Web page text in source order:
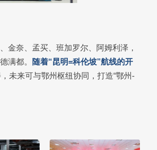
金奈、孟买、班加罗尔、阿姆利泽，
满都。
随着“昆明=科伦坡”航线的开
未来可与鄂州枢纽协同，打造“鄂州-